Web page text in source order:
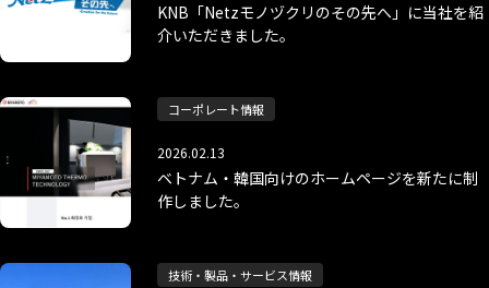
KNB「Netzモノヅクリのその先へ」に当社を紹
介いただきました。
コーポレート情報
2026.02.13
ベトナム・韓国向けのホームページを新たに制
作しました。
技術・製品・サービス情報